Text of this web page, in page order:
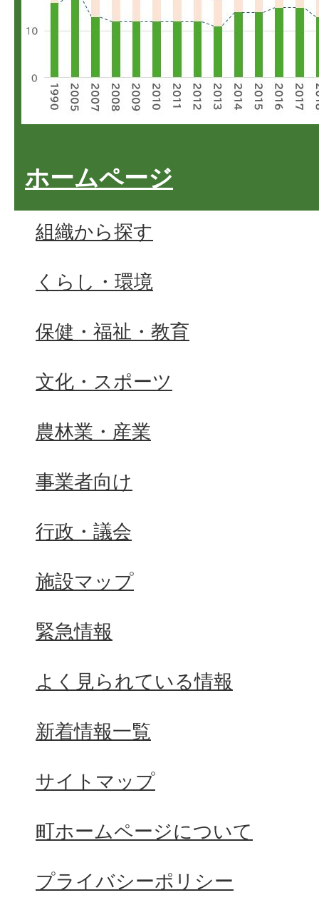
ホームページ
組織から探す
くらし・環境
保健・福祉・教育
文化・スポーツ
農林業・産業
事業者向け
行政・議会
施設マップ
緊急情報
よく見られている情報
新着情報一覧
サイトマップ
町ホームページについて
プライバシーポリシー